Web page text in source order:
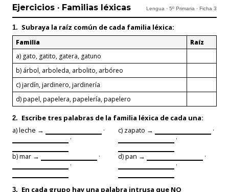
Ejercicios · Familias léxicas Lengua · 5º Primaria · Ficha 3
1. Subraya la raíz común de cada familia léxica:
Familia Raíz
a) gato, gatito, gatera, gatuno
b) árbol, arboleda, arbolito, arbóreo
c) jardín, jardinero, jardinería
d) papel, papelera, papelería, papelero
2. Escribe tres palabras de la familia léxica de cada una:
a) leche →
·
·
b) mar →
·
·
c) zapato →
·
·
d) pan →
·
·
3. En cada grupo hay una palabra intrusa que NO